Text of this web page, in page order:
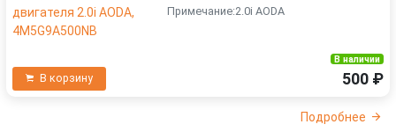
Примечание:2.0i AODA
В корзину
В наличии
500 ₽
Подробнее